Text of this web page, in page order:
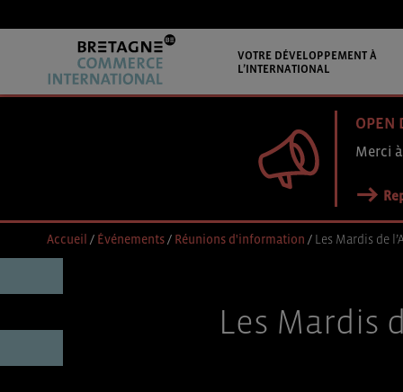
VOTRE DÉVELOPPEMENT À
L’INTERNATIONAL
OPEN
Merci
Accueil / Événements/ Réunions d'information / Les Mardis de
Les Mardis